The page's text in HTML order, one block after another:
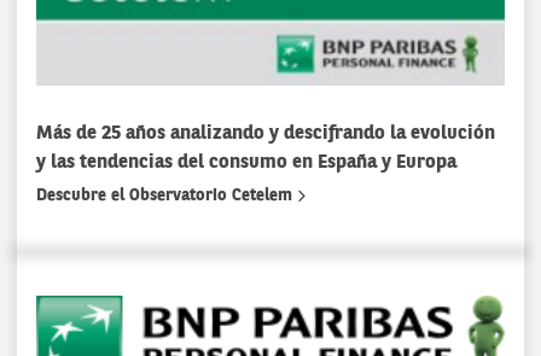
Más de 25 años analizando y descifrando la evolución
y las tendencias del consumo en España y Europa
Descubre el Observatorio Cetelem